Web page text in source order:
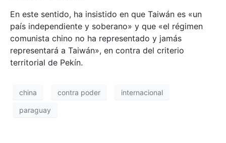
En este sentido, ha insistido en que Taiwán es «un
país independiente y soberano» y que «el régimen
comunista chino no ha representado y jamás
representará a Taiwán», en contra del criterio
territorial de Pekín.
china contra poder internacional
paraguay